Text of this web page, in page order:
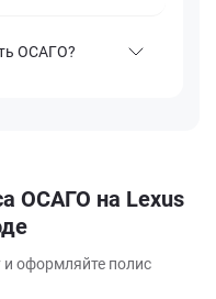
ОСАГО?
ОСАГО на Lexus
и оформляйте полис